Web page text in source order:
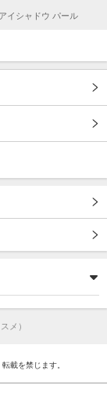
イシャドウ パール
メ）
載を禁じます。